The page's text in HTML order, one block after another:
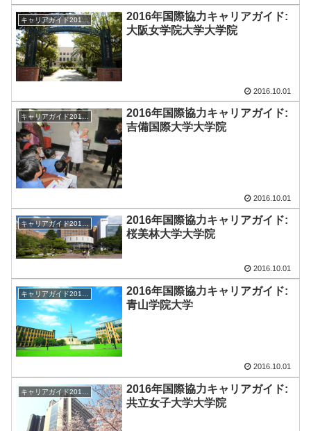
キャリアガイド2016-17
2016年国際協力キャリアガイド:
大阪女学院大学大学院
2016.10.01
キャリアガイド2016-17
2016年国際協力キャリアガイド:
吉備国際大学大学院
2016.10.01
キャリアガイド2016-17
2016年国際協力キャリアガイド:
桜美林大学大学院
2016.10.01
2016年国際協力キャリアガイド:
青山学院大学
2016.10.01
キャリアガイド2016-17
2016年国際協力キャリアガイド:
共立女子大学大学院